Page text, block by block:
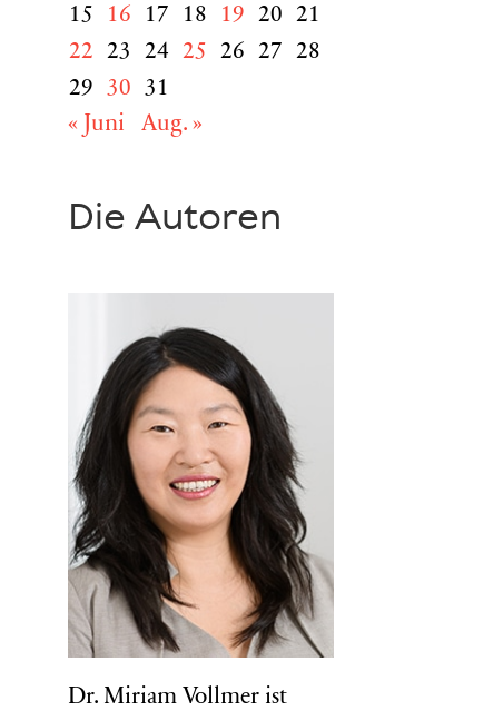
15
16 17 18 19 20
21
22
23 24 25 26 27
28
29
30
31
« Juni
Aug. »
Die Autoren
Dr. Miriam Vollmer ist